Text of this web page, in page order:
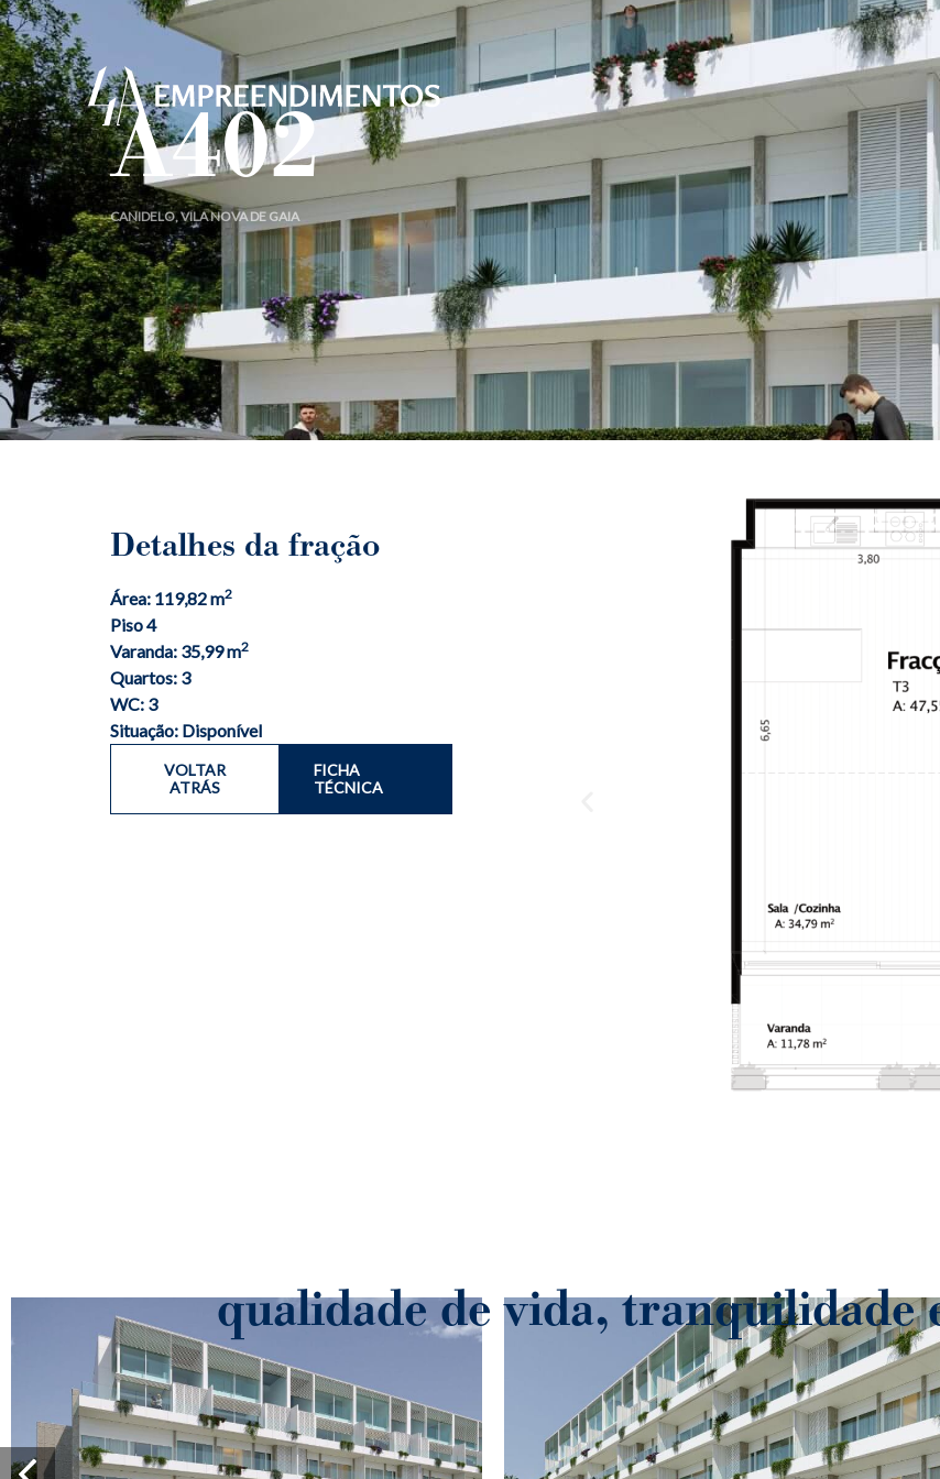
A402
CANIDELO, VILA NOVA DE GAIA
Detalhes da fração
Área: 119,82 m2
Piso 4
Varanda: 35,99 m2
Quartos: 3
WC: 3
Situação: Disponível
VOLTAR
ATRÁS
FICHA
TÉCNICA
qualidade de vida, tranquilidade